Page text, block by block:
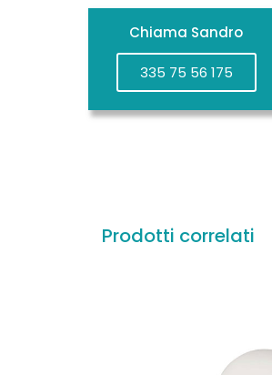
Chiama Sandro
335 75 56 175
Prodotti correlati